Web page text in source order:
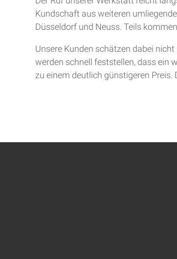
Kundschaft aus weiteren
Düsseldorf und Neuss. Teils
Unsere Kunden schätzen dabei
werden schnell feststellen, dass ein
zu einem deutlich günstigeren Preis.